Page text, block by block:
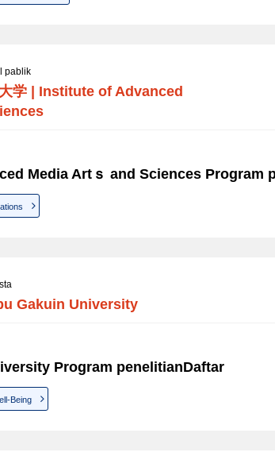
pablik
学
Institute of Advanced
Media Artｓ and Sciences Program
Gakuin University
Program penelitianDaftar
Being